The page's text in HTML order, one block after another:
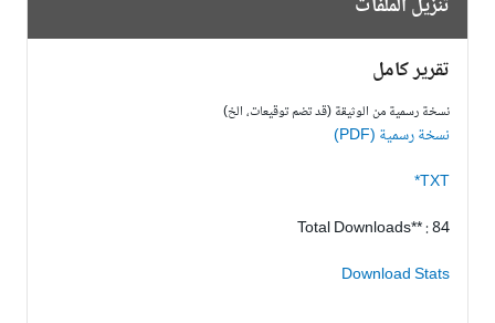
تنزيل الملفات
تقرير كامل
نسخة رسمية من الوثيقة (قد تضم توقيعات، الخ)
نسخة رسمية (PDF)
TXT*
Total Downloads** : 84
Download Stats